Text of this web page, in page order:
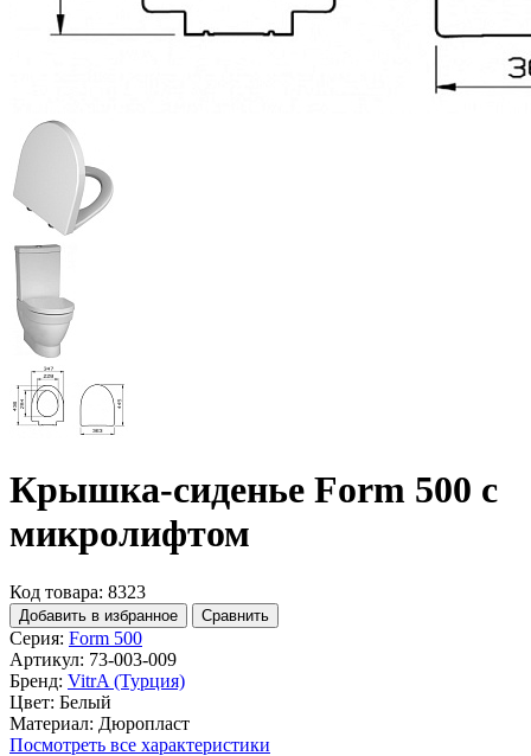
Крышка-сиденье Form 500 с
микролифтом
Код товара: 8323
Добавить в избранное Сравнить
Серия: Form 500
Артикул: 73-003-009
Бренд: VitrA (Турция)
Цвет: Белый
Материал: Дюропласт
Посмотреть все характеристики